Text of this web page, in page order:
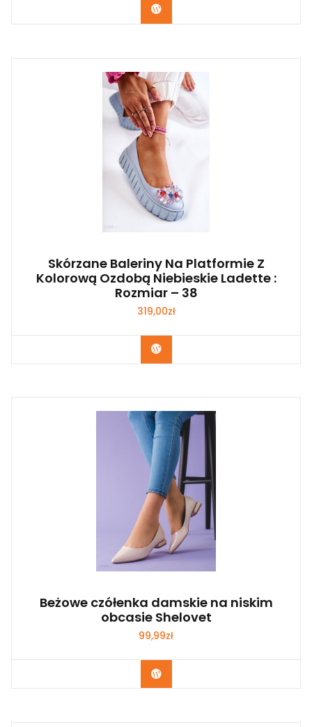
Kup Teraz
Skórzane Baleriny Na Platformie Z
Kolorową Ozdobą Niebieskie Ladette :
Rozmiar – 38
319,00zł
Kup Teraz
Beżowe czółenka damskie na niskim
obcasie Shelovet
99,99zł
Kup Teraz